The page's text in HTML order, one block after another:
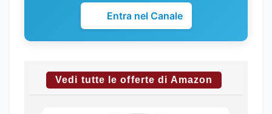
Entra nel Canale